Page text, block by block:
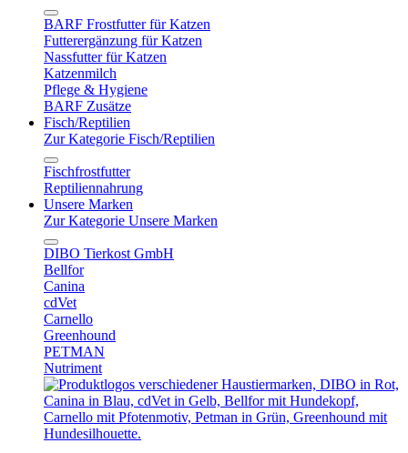
BARF Frostfutter für Katzen
Futterergänzung für Katzen
Nassfutter für Katzen
Katzenmilch
Pflege & Hygiene
BARF Zusätze
Fisch/Reptilien
Zur Kategorie Fisch/Reptilien
Fischfrostfutter
Reptiliennahrung
Unsere Marken
Zur Kategorie Unsere Marken
DIBO Tierkost GmbH
Bellfor
Canina
cdVet
Carnello
Greenhound
PETMAN
Nutriment